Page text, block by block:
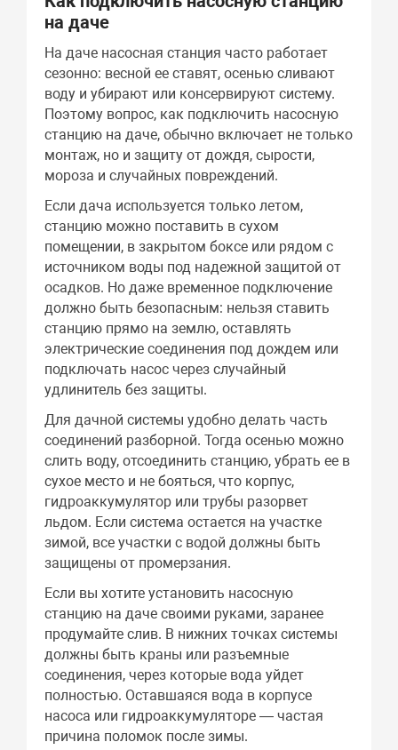
на даче
На даче насосная станция часто работает
сезонно: весной ее ставят, осенью сливают
воду и убирают или консервируют систему.
Поэтому вопрос, как подключить насосную
станцию на даче, обычно включает не только
монтаж, но и защиту от дождя, сырости,
мороза и случайных повреждений.
Если дача используется только летом,
станцию можно поставить в сухом
помещении, в закрытом боксе или рядом с
источником воды под надежной защитой от
осадков. Но даже временное подключение
должно быть безопасным: нельзя ставить
станцию прямо на землю, оставлять
электрические соединения под дождем или
подключать насос через случайный
удлинитель без защиты.
Для дачной системы удобно делать часть
соединений разборной. Тогда осенью можно
слить воду, отсоединить станцию, убрать ее в
сухое место и не бояться, что корпус,
гидроаккумулятор или трубы разорвет
льдом. Если система остается на участке
зимой, все участки с водой должны быть
защищены от промерзания.
Если вы хотите установить насосную
станцию на даче своими руками, заранее
продумайте слив. В нижних точках системы
должны быть краны или разъемные
соединения, через которые вода уйдет
полностью. Оставшаяся вода в корпусе
насоса или гидроаккумуляторе — частая
причина поломок после зимы.